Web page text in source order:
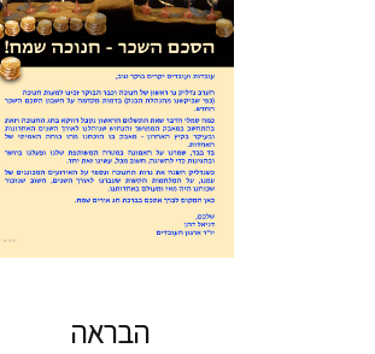
הבראה